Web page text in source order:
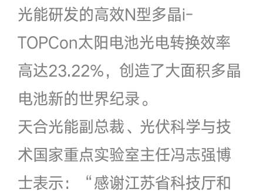
光能研发的高效N型多晶i-
TOPCon太阳电池光电转换效率
高达23.22%，创造了大面积多晶
电池新的世界纪录。
天合光能副总裁、光伏科学与技
术国家重点实验室主任冯志强博
士表示：“感谢江苏省科技厅和